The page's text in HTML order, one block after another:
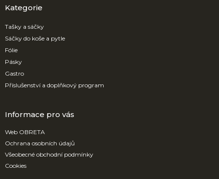
aKategorie
Tašky a sáčky
Sáčky do koše a pytle
Fólie
Pásky
Gastro
Příslušenství a doplňkový program
Informace pro vás
Web OBRETA
Ochrana osobních údajů
Všeobecné obchodní podmínky
Cookies